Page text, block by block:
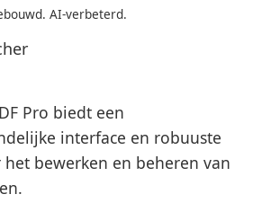
AI-verbeterd.
Pro biedt een
interface en robuuste
bewerken en beheren van